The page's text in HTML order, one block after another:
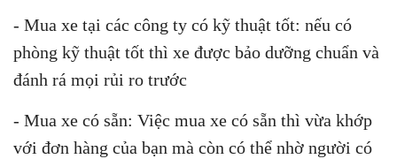
- Mua xe tại các công ty có kỹ thuật tốt: nếu có
phòng kỹ thuật tốt thì xe được bảo dưỡng chuẩn và
đánh rá mọi rủi ro trước
- Mua xe có sẵn: Việc mua xe có sẵn thì vừa khớp
với đơn hàng của bạn mà còn có thể nhờ người có